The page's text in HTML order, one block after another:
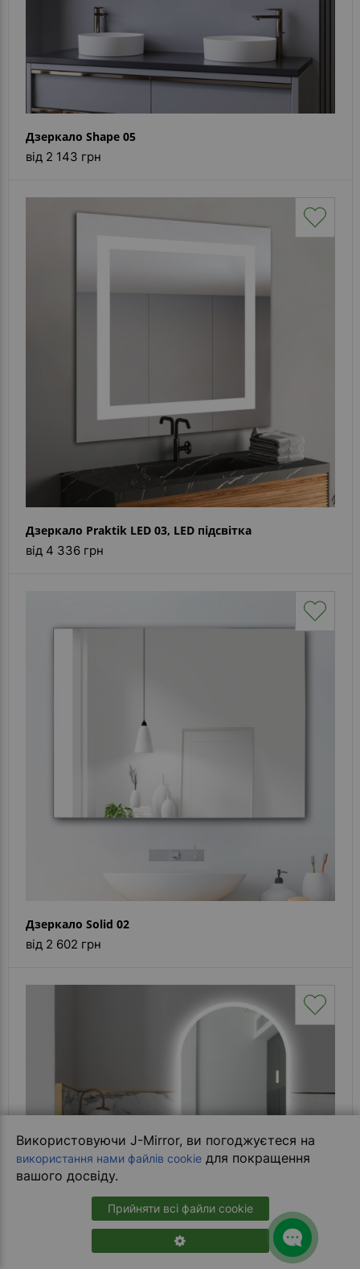
Використовуючи J-Mirror, ви погоджуєтеся на
використання нами файлів cookie для покращення
вашого досвіду.
Прийняти всі файли cookie
Дзеркало Shape 05
від 2 143 грн
Дзеркало Praktik LED 03, LED підсвітка
від 4 336 грн
Дзеркало Solid 02
від 2 602 грн